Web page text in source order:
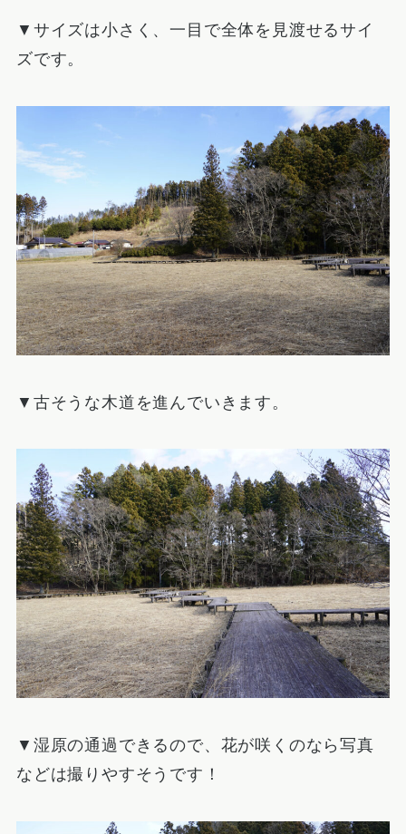
▼サイズは小さく、一目で全体を見渡せるサイ
ズです。
▼古そうな木道を進んでいきます。
▼湿原の通過できるので、花が咲くのなら写真
などは撮りやすそうです！